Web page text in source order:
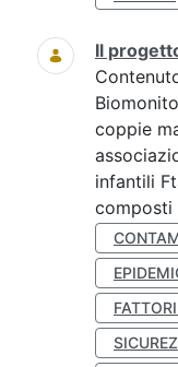
Il
coppie
infantili
composti